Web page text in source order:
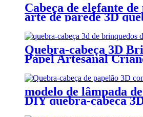
Cabeça de elefante de
arte de parede 3D
para montagem
CS143
Quebra-cabeça 3D
Papel Artesanal
Faça Você Mesmo
Animal Rinoceronte
modelo de lâmpada
DIY quebra-cabeça
com luz led CL142